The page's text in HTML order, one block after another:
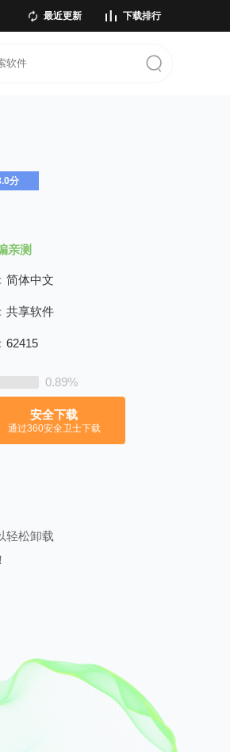
最近更新 下载排行
分
亲测
简体中文
共享软件
62415
0.89%
安全下载
通过360安全卫士下载
轻松卸载